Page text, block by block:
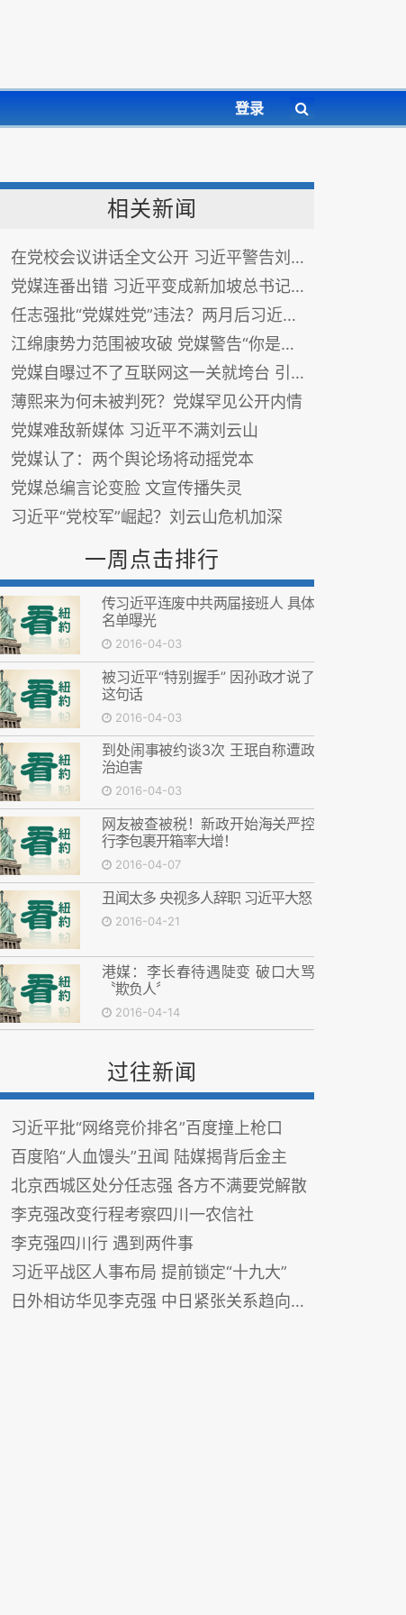
登录
相关新闻
在党校会议讲话全文公开 习近平警告刘云山
党媒连番出错 习近平变成新加坡总书记？(组图)
任志强批“党媒姓党”违法？两月后习近平“公开回应”
江绵康势力范围被攻破 党媒警告“你是谁的人？”
党媒自曝过不了互联网这一关就垮台 引热议
薄熙来为何未被判死？党媒罕见公开内情
党媒难敌新媒体 习近平不满刘云山
党媒认了：两个舆论场将动摇党本
党媒总编言论变脸 文宣传播失灵
习近平“党校军”崛起？刘云山危机加深
一周点击排行
传习近平连废中共两届接班人 具体
名单曝光
2016-04-03
被习近平“特别握手” 因孙政才说了
这句话
2016-04-03
到处闹事被约谈3次 王珉自称遭政
治迫害
2016-04-03
网友被查被税！新政开始海关严控
行李包裹开箱率大增！
2016-04-07
丑闻太多 央视多人辞职 习近平大怒
2016-04-21
港媒：李长春待遇陡变 破口大骂
〝欺负人〞
2016-04-14
过往新闻
习近平批“网络竞价排名”百度撞上枪口
百度陷“人血馒头”丑闻 陆媒揭背后金主
北京西城区处分任志强 各方不满要党解散
李克强改变行程考察四川一农信社
李克强四川行 遇到两件事
习近平战区人事布局 提前锁定“十九大”
日外相访华见李克强 中日紧张关系趋向缓和